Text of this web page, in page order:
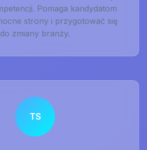
Pomaga kandydatom
strony i przygotować się
do zmiany branży.
TS